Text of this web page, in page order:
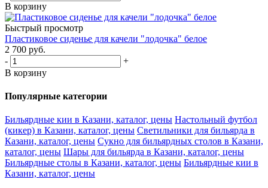
В корзину
Быстрый просмотр
Пластиковое сиденье для качели "лодочка" белое
2 700 руб.
-
+
В корзину
Популярные категории
Бильярдные кии в Казани, каталог, цены Настольный футбол
(кикер) в Казани, каталог, цены Светильники для бильярда в
Казани, каталог, цены Сукно для бильярдных столов в Казани,
каталог, цены Шары для бильярда в Казани, каталог, цены
Бильярдные столы в Казани, каталог, цены Бильярдные кии в
Казани, каталог, цены